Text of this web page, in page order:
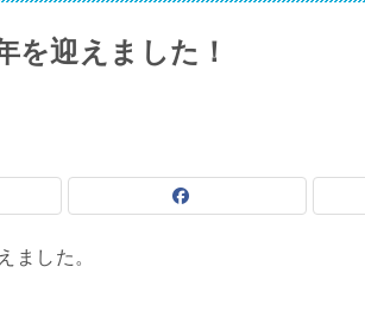
を迎えました！
ました。